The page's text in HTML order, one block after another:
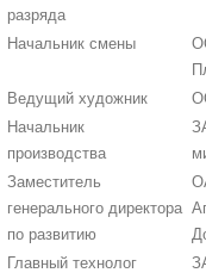
разряда
Начальник смены
Ведущий художник
Начальник
производства
Заместитель
генерального директора
по развитию
Главный технолог